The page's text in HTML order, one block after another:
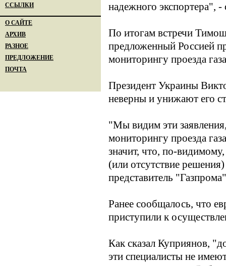
ССЫЛКИ
О САЙТЕ
АРХИВ
РАЗНОЕ
ПРЕДЛОЖЕНИЕ
ПОЧТА
надежного экспортера",
По итогам встречи
предложенный Россией
мониторингу проезда
Президент Украины
неверны и унижают его
"Мы видим эти
мониторингу проезда
значит, что, по-
(или отсутствие
представитель
Ранее сообщалось, что
приступили к
Как сказал Куприянов,
эти специалисты не